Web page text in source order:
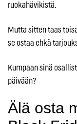
ruokahävikistä.
Mutta sitten taas
se ostaa ehkä
Kumpaan sinä
päivään?